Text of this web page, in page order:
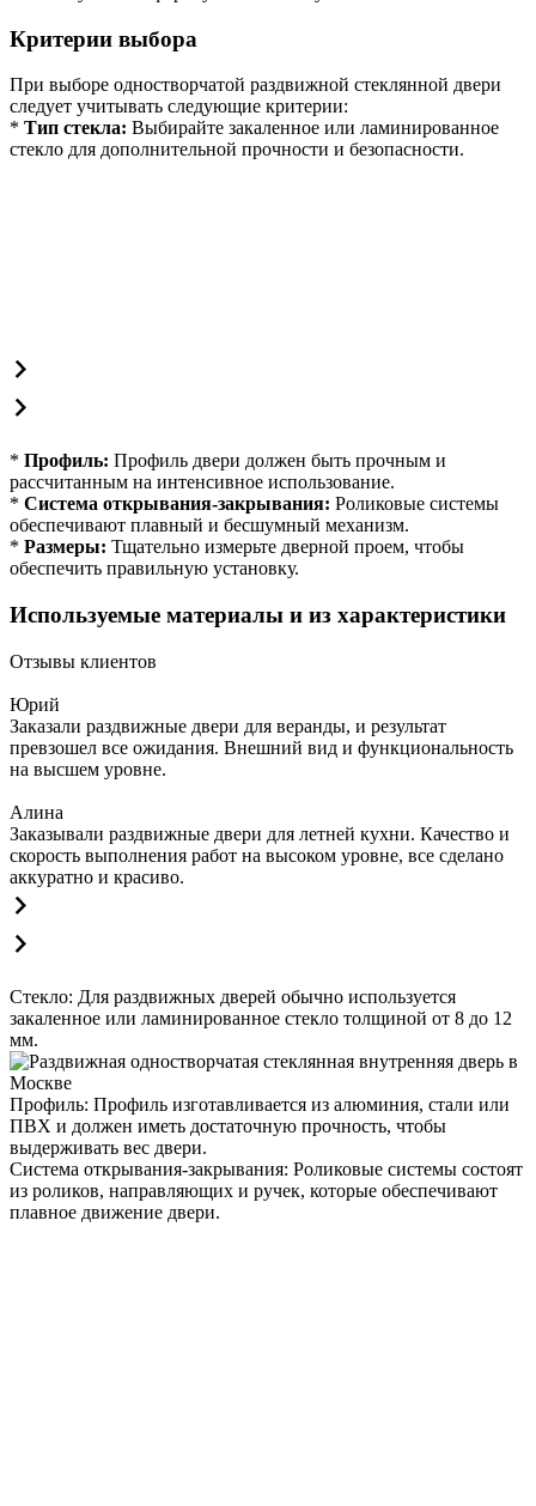
Критерии выбора
При выборе одностворчатой раздвижной стеклянной двери
следует учитывать следующие критерии:
* Тип стекла: Выбирайте закаленное или ламинированное
стекло для дополнительной прочности и безопасности.
* Профиль: Профиль двери должен быть прочным и
рассчитанным на интенсивное использование.
* Система открывания-закрывания: Роликовые системы
обеспечивают плавный и бесшумный механизм.
* Размеры: Тщательно измерьте дверной проем, чтобы
обеспечить правильную установку.
Используемые материалы и из характеристики
Отзывы клиентов
Юрий
Заказали раздвижные двери для веранды, и результат
превзошел все ожидания. Внешний вид и функциональность
на высшем уровне.
Алина
Заказывали раздвижные двери для летней кухни. Качество и
скорость выполнения работ на высоком уровне, все сделано
аккуратно и красиво.
Стекло: Для раздвижных дверей обычно используется
закаленное или ламинированное стекло толщиной от 8 до 12
мм.
Профиль: Профиль изготавливается из алюминия, стали или
ПВХ и должен иметь достаточную прочность, чтобы
выдерживать вес двери.
Система открывания-закрывания: Роликовые системы состоят
из роликов, направляющих и ручек, которые обеспечивают
плавное движение двери.